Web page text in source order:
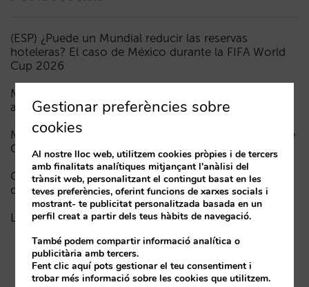
(ESP) ¿Puede un Mundial reducir las reservas
hoteleras? El caso de México durante la FIFA World
Cup 2026
Menys campanyes, més intel·ligents: manual IA per
actualitzar el màrqueting digital del teu hotel (part 1)
Madrid davant la Fórmula 1: aprenentatges del GP de
Catalunya i del GP de Ciutat de Mèxic per als hotels
Com apareix un hotel en els assistents d’IA: les tres
capes de visibilitat
La fi de l’era “Book on Metasearch”
Gestionar preferències sobre
cookies
Al nostre lloc web, utilitzem cookies pròpies i de tercers
amb finalitats analítiques mitjançant l'anàlisi del
trànsit web, personalitzant el contingut basat en les
teves preferències, oferint funcions de xarxes socials i
mostrant- te publicitat personalitzada basada en un
perfil creat a partir dels teus hàbits de navegació.
També podem compartir informació analítica o
publicitària amb tercers.
Fent clic aquí pots gestionar el teu consentiment i
trobar més informació sobre les cookies que utilitzem.